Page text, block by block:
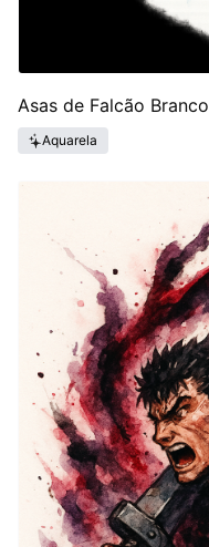
Asas de Falcão
Aquarela